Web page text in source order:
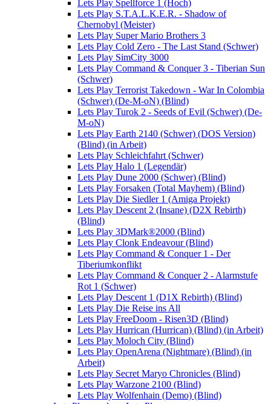
Lets Play Spellforce 1 (Hoch)
Lets Play S.T.A.L.K.E.R. - Shadow of
Chernobyl (Meister)
Lets Play Super Mario Brothers 3
Lets Play Cold Zero - The Last Stand (Schwer)
Lets Play SimCity 3000
Lets Play Command & Conquer 3 - Tiberian Sun
(Schwer)
Lets Play Terrorist Takedown - War In Colombia
(Schwer) (De-M-oN) (Blind)
Lets Play Turok 2 - Seeds of Evil (Schwer) (De-
M-oN)
Lets Play Earth 2140 (Schwer) (DOS Version)
(Blind) (in Arbeit)
Lets Play Schleichfahrt (Schwer)
Lets Play Halo 1 (Legendär)
Lets Play Dune 2000 (Schwer) (Blind)
Lets Play Forsaken (Total Mayhem) (Blind)
Lets Play Die Siedler 1 (Amiga Projekt)
Lets Play Descent 2 (Insane) (D2X Rebirth)
(Blind)
Lets Play 3DMark®2000 (Blind)
Lets Play Clonk Endeavour (Blind)
Lets Play Command & Conquer 1 - Der
Tiberiumkonflikt
Lets Play Command & Conquer 2 - Alarmstufe
Rot 1 (Schwer)
Lets Play Descent 1 (D1X Rebirth) (Blind)
Lets Play Die Reise ins All
Lets Play FreeDoom - Risen3D (Blind)
Lets Play Hurrican (Hurrican) (Blind) (in Arbeit)
Lets Play Moloch City (Blind)
Lets Play OpenArena (Nightmare) (Blind) (in
Arbeit)
Lets Play Secret Maryo Chronicles (Blind)
Lets Play Warzone 2100 (Blind)
Lets Play Wolfenhain (Demo) (Blind)